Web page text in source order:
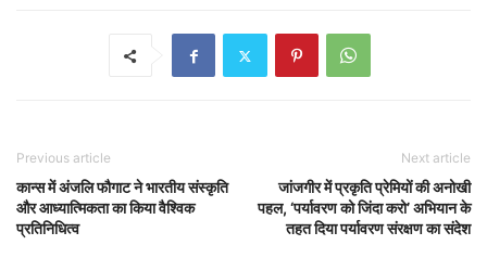
Previous article
कान्स में अंजलि फौगाट ने भारतीय संस्कृति
और आध्यात्मिकता का किया वैश्विक
प्रतिनिधित्व
Next article
जांजगीर में प्रकृति प्रेमियों की अनोखी
पहल, ‘पर्यावरण को जिंदा करो’ अभियान के
तहत दिया पर्यावरण संरक्षण का संदेश